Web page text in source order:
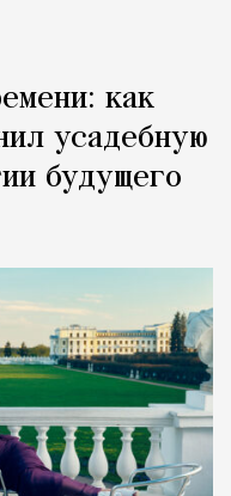
как
усадебную
будущего